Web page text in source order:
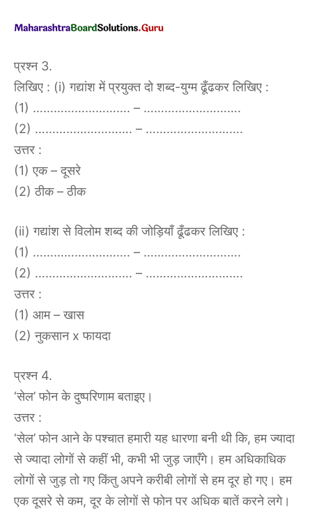
प्रश्न 3.
लिखिए : (i) गद्यांश में प्रयुक्त दो शब्द-युग्म ढूँढकर लिखिए :
(1) ………………………. – ……………………….
(2) ………………………. – ……………………….
उत्तर :
(1) एक – दूसरे
(2) ठीक – ठीक
(ii) गद्यांश से विलोम शब्द की जोड़ियाँ ढूँढकर लिखिए :
(1) ………………………. – ……………………….
(2) ………………………. – ……………………….
उत्तर :
(1) आम – खास
(2) नुकसान x फायदा
प्रश्न 4.
‘सेल’ फोन के दुष्परिणाम बताइए।
उत्तर :
‘सेल’ फोन आने के पश्चात हमारी यह धारणा बनी थी कि, हम ज्यादा
से ज्यादा लोगों से कहीं भी, कभी भी जुड़ जाएँगे। हम अधिकाधिक
लोगों से जुड़ तो गए किंतु अपने करीबी लोगों से हम दूर हो गए। हम
एक दूसरे से कम, दूर के लोगों से फोन पर अधिक बातें करने लगे।